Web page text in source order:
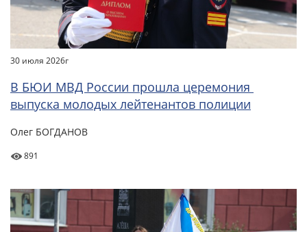
30 июля 2026г
В БЮИ МВД России прошла церемония
выпуска молодых лейтенантов полиции
Олег БОГДАНОВ
891